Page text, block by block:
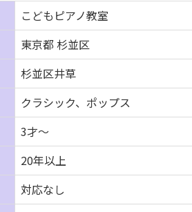
こどもピアノ教室
東京都 杉並区
杉並区井草
クラシック、ポップス
3才～
20年以上
対応なし